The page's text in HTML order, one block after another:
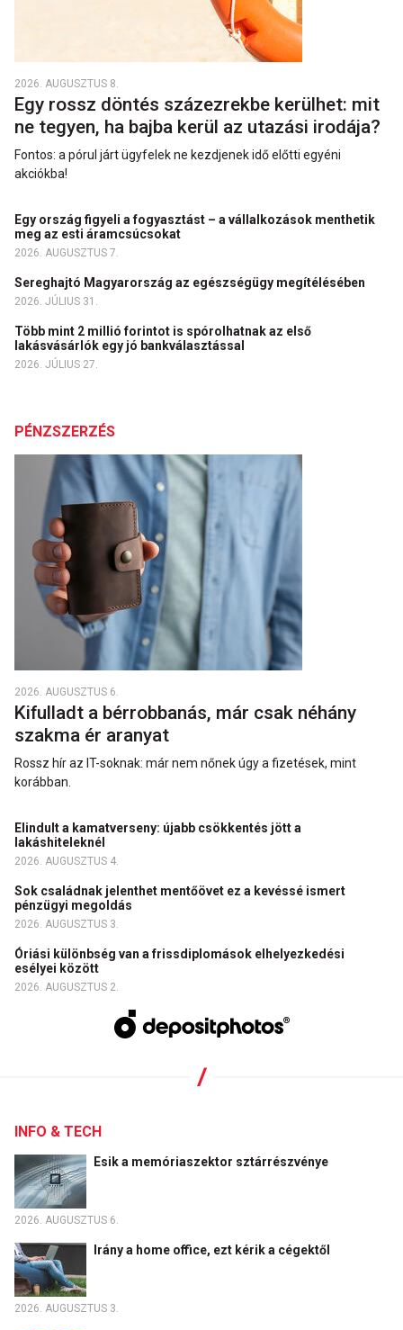
2026. AUGUSZTUS 8.
Egy rossz döntés százezrekbe kerülhet: mit
ne tegyen, ha bajba kerül az utazási irodája?
Fontos: a pórul járt ügyfelek ne kezdjenek idő előtti egyéni
akciókba!
Egy ország figyeli a fogyasztást – a vállalkozások menthetik
meg az esti áramcsúcsokat
2026. AUGUSZTUS 7.
Sereghajtó Magyarország az egészségügy megítélésében
2026. JÚLIUS 31.
Több mint 2 millió forintot is spórolhatnak az első
lakásvásárlók egy jó bankválasztással
2026. JÚLIUS 27.
PÉNZSZERZÉS
2026. AUGUSZTUS 6.
Kifulladt a bérrobbanás, már csak néhány
szakma ér aranyat
Rossz hír az IT-soknak: már nem nőnek úgy a fizetések, mint
korábban.
Elindult a kamatverseny: újabb csökkentés jött a
lakáshiteleknél
2026. AUGUSZTUS 4.
Sok családnak jelenthet mentőövet ez a kevéssé ismert
pénzügyi megoldás
2026. AUGUSZTUS 3.
Óriási különbség van a frissdiplomások elhelyezkedési
esélyei között
2026. AUGUSZTUS 2.
INFO & TECH
Esik a memóriaszektor sztárrészvénye
2026. AUGUSZTUS 6.
Irány a home office, ezt kérik a cégektől
2026. AUGUSZTUS 3.